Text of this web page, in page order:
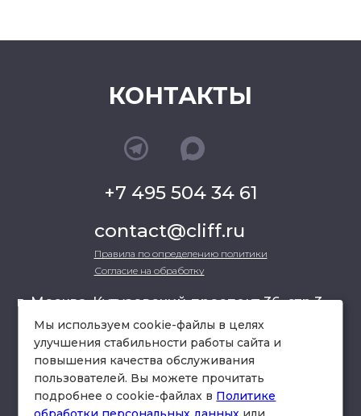
КОНТАКТЫ
+7 495 504 34 61
contact@cliff.ru
Правила по определению политики
Согласие на обработку
г. Москва, Кутузовский проспект 36, стр.3 ,
офис 301
схема проезда
Мы используем cookie-файлы в целях
улучшения стабильности работы сайта и
повышения качества обслуживания
пользователей. Вы можете прочитать
подробнее о cookie-файлах в Политике